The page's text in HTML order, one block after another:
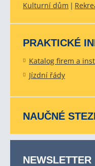
Kulturní dům
PRAKTICKÉ
Katalog firem a
Jízdní řády
NAUČNÉ
NEWSLETTER